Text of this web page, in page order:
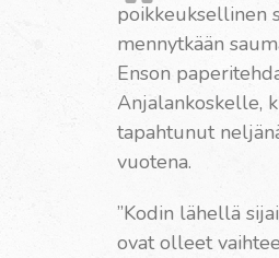
poikkeuksellinen
mennytkään
Enson
Anjalankoskelle,
tapahtunut
vuotena.
”Kodin lähellä
ovat olleet